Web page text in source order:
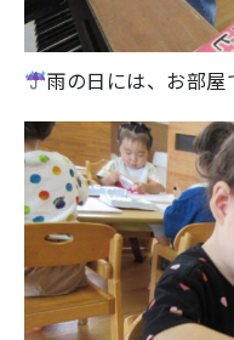
雨の日には、お部屋